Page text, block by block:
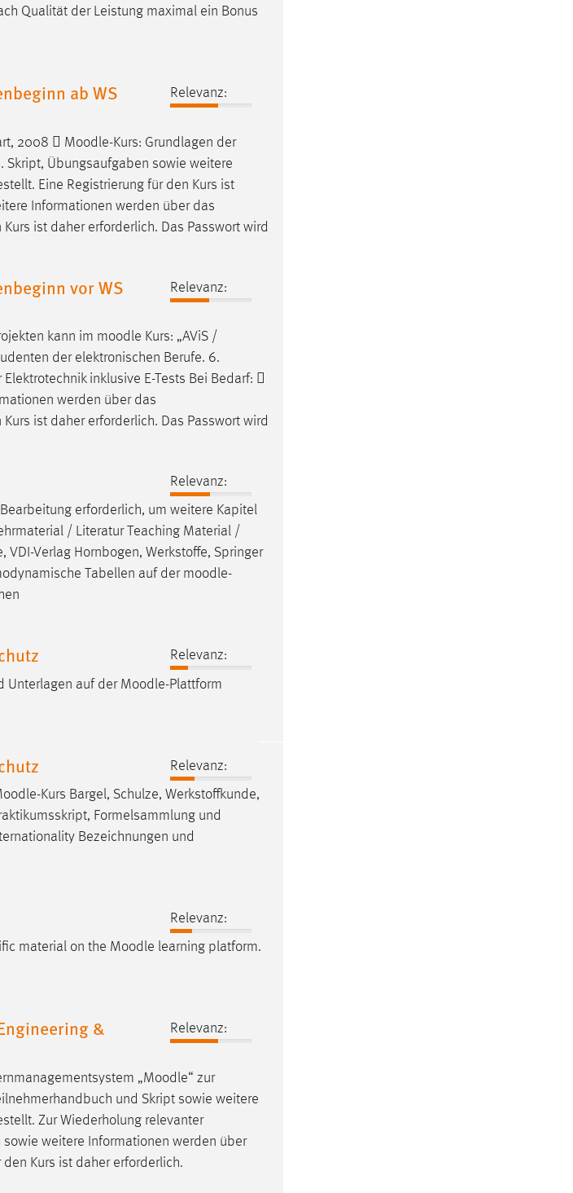
Qualität der Leistung maximal ein Bonus
ab WS
Relevanz:
2008  Moodle-Kurs: Grundlagen der
Skript, Übungsaufgaben sowie weitere
Eine Registrierung für den Kurs ist
Informationen werden über das
ist daher erforderlich. Das Passwort wird
vor WS
Relevanz:
kann im moodle Kurs: „AViS /
der elektronischen Berufe. 6.
inklusive E-Tests Bei Bedarf: 
werden über das
ist daher erforderlich. Das Passwort wird
Relevanz:
erforderlich, um weitere Kapitel
/ Literatur Teaching Material /
VDI-Verlag Hornbogen, Werkstoffe, Springer
Tabellen auf der moodle-
Relevanz:
Unterlagen auf der Moodle-Plattform
Relevanz:
-Kurs Bargel, Schulze, Werkstoffkunde,
Formelsammlung und
Bezeichnungen und
Relevanz:
material on the Moodle learning platform.
&
Relevanz:
„Moodle“ zur
und Skript sowie weitere
Zur Wiederholung relevanter
weitere Informationen werden über
Kurs ist daher erforderlich.